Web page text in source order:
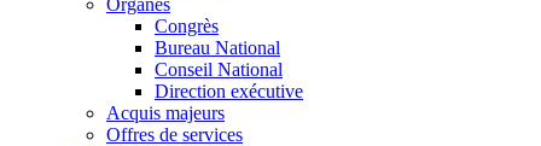
Congrès
Bureau National
Conseil National
Direction exécutive
Acquis majeurs
Offres de services